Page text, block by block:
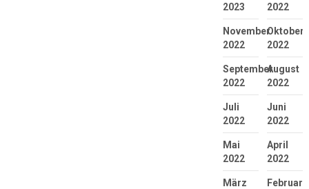
2023
2022
November
2022
Oktober
2022
September
2022
August
2022
Juli
2022
Juni
2022
Mai
2022
April
2022
März
Februar